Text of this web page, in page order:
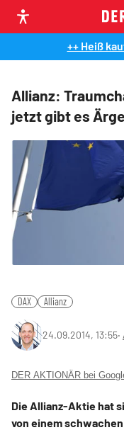
++ Heiß
Allianz:
jetzt gibt es
DAX Allianz
24.09.2014, 13:55‧
DER AKTIONÄR bei
Die Allianz-Aktie hat
von einem